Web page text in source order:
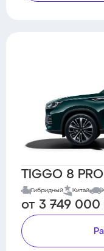
TIGGO 8
Гибридный Китай
от 3 749 000